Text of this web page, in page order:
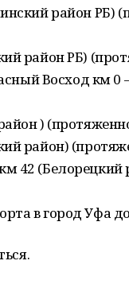
район РБ)
район РБ)
Восход км 0
)
район)
42 (Белорецкий
в город Уфа